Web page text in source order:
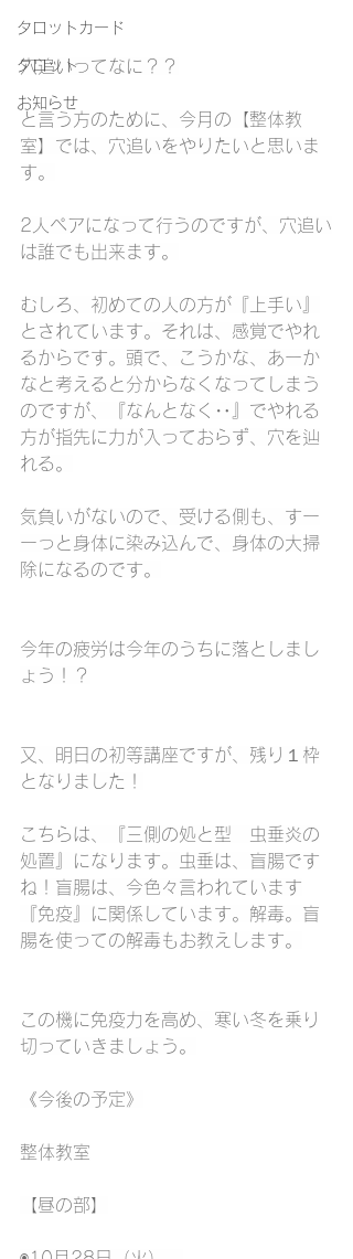
タロットカード
タロット
お知らせ
穴追いってなに？？
と言う方のために、今月の【整体教
室】では、穴追いをやりたいと思いま
す。
2人ペアになって行うのですが、穴追い
は誰でも出来ます。
むしろ、初めての人の方が『上手い』
とされています。それは、感覚でやれ
るからです。頭で、こうかな、あーか
なと考えると分からなくなってしまう
のですが、『なんとなく‥』でやれる
方が指先に力が入っておらず、穴を辿
れる。
気負いがないので、受ける側も、すー
ーっと身体に染み込んで、身体の大掃
除になるのです。
今年の疲労は今年のうちに落としまし
ょう！？
又、明日の初等講座ですが、残り１枠
となりました！
こちらは、『三側の処と型　虫垂炎の
処置』になります。虫垂は、盲腸です
ね！盲腸は、今色々言われています
『免疫』に関係しています。解毒。盲
腸を使っての解毒もお教えします。
この機に免疫力を高め、寒い冬を乗り
切っていきましょう。
《今後の予定》
整体教室
【昼の部】